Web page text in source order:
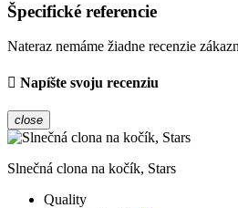
Špecifické referencie
Nateraz nemáme žiadne recenzie
Napíšte svoju recenziu
close
Slnečná clona na kočík, Stars
Quality